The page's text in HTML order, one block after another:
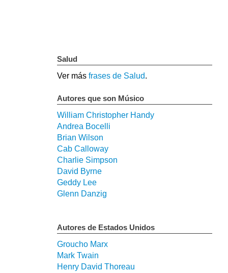
Salud
Ver más frases de Salud.
Autores que son Músico
William Christopher Handy
Andrea Bocelli
Brian Wilson
Cab Calloway
Charlie Simpson
David Byrne
Geddy Lee
Glenn Danzig
Autores de Estados Unidos
Groucho Marx
Mark Twain
Henry David Thoreau